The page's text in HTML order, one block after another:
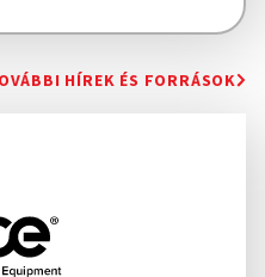
HÍREK ÉS FORRÁSOK